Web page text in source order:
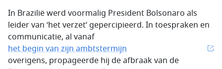
In Brazilië werd voormalig President Bolsonaro als
leider van ‘het verzet’ gepercipieerd. In toespraken en
communicatie, al vanaf
het begin van zijn ambtstermijn
overigens, propageerde hij de afbraak van de